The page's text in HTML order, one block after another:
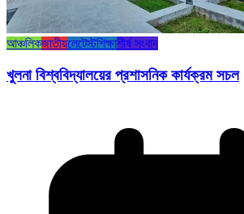
আঞ্চলিকজাতীয়লেটেস্টশিক্ষাশীর্ষ সংবাদ
খুলনা বিশ্ববিদ্যালয়ের প্রশাসনিক কার্যক্রম সচল